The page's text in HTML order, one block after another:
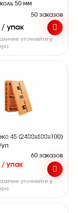
50 мм
50 заказов
/ упак
уточняйте у
45 (2400х600х100)
уп
60 заказов
/ упак
уточняйте у